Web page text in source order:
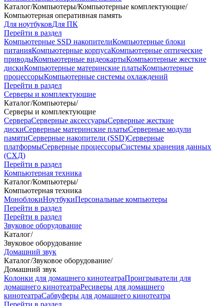
Каталог/Компьютеры/Компьютерные комплектующие/
Компьютерная оперативная память
Для ноутбуковДля ПК
Перейти в раздел
Компьютерные SSD накопителиКомпьютерные блоки
питанияКомпьютерные корпусаКомпьютерные оптические
приводыКомпьютерные видеокартыКомпьютерные жесткие
дискиКомпьютерные материнские платыКомпьютерные
процессорыКомпьютерные системы охлаждений
Перейти в раздел
Серверы и комплектующие
Каталог/Компьютеры/
Серверы и комплектующие
СервераСерверные аксессуарыСерверные жесткие
дискиСерверные материнские платыСерверные модули
памятиСерверные накопители (SSD)Серверные
платформыСерверные процессорыСистемы хранения данных
(СХД)
Перейти в раздел
Компьютерная техника
Каталог/Компьютеры/
Компьютерная техника
МоноблокиНоутбукиПерсональные компьютеры
Перейти в раздел
Перейти в раздел
Звуковое оборудование
Каталог/
Звуковое оборудование
Домашний звук
Каталог/Звуковое оборудование/
Домашний звук
Колонки для домашнего кинотеатраПроигрыватели для
домашнего кинотеатраРесиверы для домашнего
кинотеатраСабвуферы для домашнего кинотеатра
Перейти в раздел